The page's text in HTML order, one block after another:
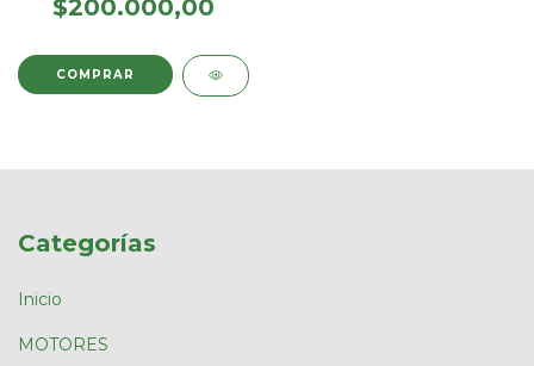
$200.000,00
Categorías
Inicio
MOTORES